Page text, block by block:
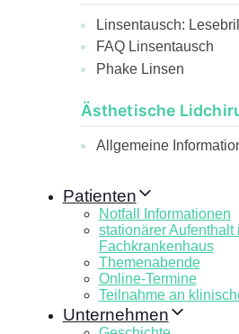
Linsentausch:
FAQ Linsentausch
Phake Linsen
Ästhetische
Allgemeine
Patienten
Notfall Informationen
stationärer
Fachkrankenhaus
Themenabende
Online-Termine
Teilnahme an
Unternehmen